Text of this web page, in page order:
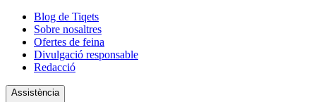
Blog de Tiqets
Sobre nosaltres
Ofertes de feina
Divulgació responsable
Redacció
Assistència